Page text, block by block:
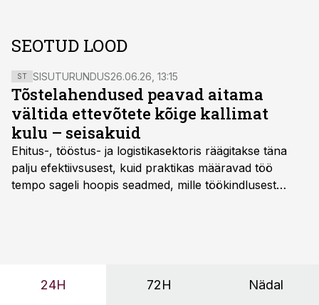
SEOTUD LOOD
ST SISUTURUNDUS26.06.26, 13:15
Tõstelahendused peavad aitama
vältida ettevõtete kõige kallimat
kulu – seisakuid
Ehitus-, tööstus- ja logistikasektoris räägitakse täna
palju efektiivsusest, kuid praktikas määravad töö
tempo sageli hoopis seadmed, mille töökindlusest
24H 72H Nädal